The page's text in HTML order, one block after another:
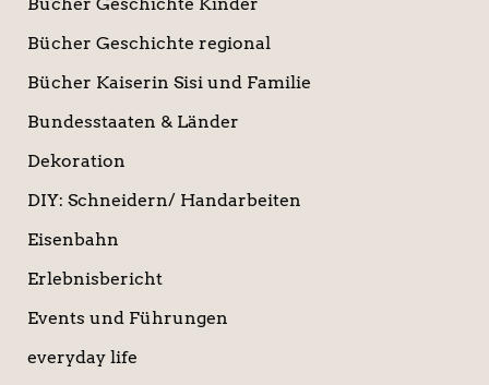
Bücher Geschichte regional
Bücher Kaiserin Sisi und Familie
Bundesstaaten & Länder
Dekoration
DIY: Schneidern/ Handarbeiten
Eisenbahn
Erlebnisbericht
Events und Führungen
everyday life